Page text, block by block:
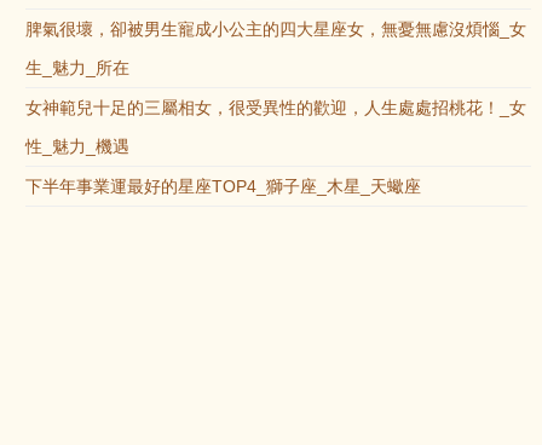
脾氣很壞，卻被男生寵成小公主的四大星座女，無憂無慮沒煩惱_女
生_魅力_所在
女神範兒十足的三屬相女，很受異性的歡迎，人生處處招桃花！_女
性_魅力_機遇
下半年事業運最好的星座TOP4_獅子座_木星_天蠍座